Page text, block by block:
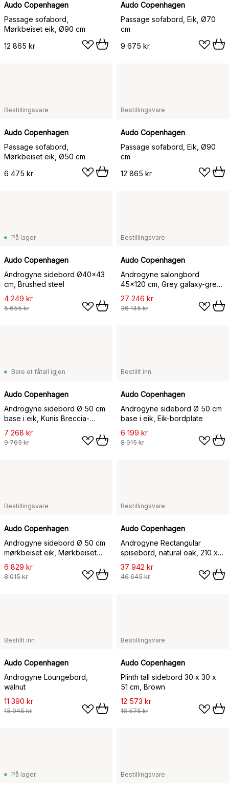
Audo Copenhagen
Passage sofabord,
Mørkbeiset eik, Ø90 cm
12 865 kr
Audo Copenhagen
Passage sofabord, Eik, Ø70
cm
9 675 kr
Bestillingsvare
Audo Copenhagen
Passage sofabord,
Mørkbeiset eik, Ø50 cm
6 475 kr
Bestillingsvare
Audo Copenhagen
Passage sofabord, Eik, Ø90
cm
12 865 kr
På lager
Audo Copenhagen
Androgyne sidebord Ø40x43
cm, Brushed steel
4 249 kr
5 655 kr
Bestillingsvare
Audo Copenhagen
Androgyne salongbord
45x120 cm, Grey galaxy-grey
galaxy
27 246 kr
36 145 kr
Bare et fåtall igjen
Audo Copenhagen
Androgyne sidebord Ø 50 cm
base i eik, Kunis Breccia-
bordplate
7 268 kr
9 765 kr
Bestillt inn
Audo Copenhagen
Androgyne sidebord Ø 50 cm
base i eik, Eik-bordplate
6 199 kr
8 015 kr
Bestillingsvare
Audo Copenhagen
Androgyne sidebord Ø 50 cm
mørkbeiset eik, Mørkbeiset
eik-bordplate
6 829 kr
8 015 kr
Bestillingsvare
Audo Copenhagen
Androgyne Rectangular
spisebord, natural oak, 210 x
109 cm
37 942 kr
46 645 kr
Bestillt inn
Audo Copenhagen
Androgyne Loungebord,
walnut
11 390 kr
15 945 kr
Bestillingsvare
Audo Copenhagen
Plinth tall sidebord 30 x 30 x
51 cm, Brown
12 573 kr
16 575 kr
På lager Bestillingsvare